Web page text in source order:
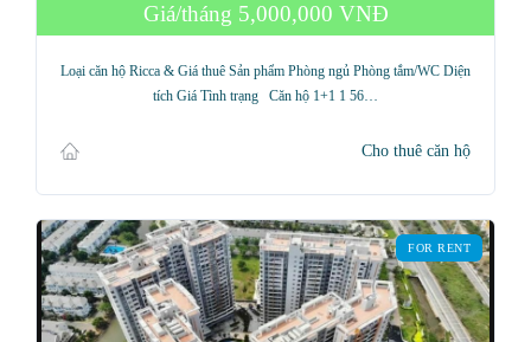
Giá/tháng 5,000,000 VNĐ
Loại căn hộ Ricca & Giá thuê Sản phẩm Phòng ngủ Phòng tắm/WC Diện
tích Giá Tình trạng Căn hộ 1+1 1 56…
Cho thuê căn hộ
FOR RENT